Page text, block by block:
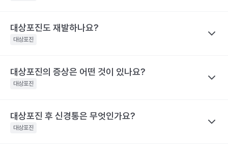
수두는 비말을 통해 호흡기로 전염될 수 있고, 수포 진물을 접촉해도
전파될 수 있으므로 주의가 필요해요.
기 어려운 이유는 수포(물집) 때문이에요. 수포 안에는 활성화된 바
이러스가 들어 있기 때문에 만약 수포를 건드려 터트리면 이를 통해
한편, 대상포진 병변이 초기 단계인 발진 상태이거나 수포가 가라앉
아 딱지가 생긴 상태라면 전염 가능성은 거의 없어요.
나만의닥터
대상포진은 치료가 되고 난 후에도 통증이 지속되거나 후유증이 동
눈 주위에 난 대상포진 : 안과, 피부과, 통증의학과
등에 난 대상포진 : 피부과 및 통증의학과
해당 콘텐츠는 질환 지식 제공을 위해 만들어 진 것으로, 진료 행위 유도 및 특정 의약품
을 권유하지 않습니다.
대상포진도 재발하나요?
대상포진
나만의닥터
네. 대상포진도 재발할 수 있어요. 실제로 해외에는 대상포진이 세
재발했다고 해요. 대상포진의 재발 확률은 대상포진의 통증 지속시
간과 관련이 깊어요. 30일 이상 대상포진 통증이 지속된 사람은 그
대상포진의 증상은 어떤 것이 있나요?
대상포진
나만의닥터
대상포진 후 신경통은 무엇인가요?
대상포진